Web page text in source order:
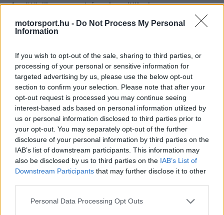
motorsport.hu - Do Not Process My Personal
Information
If you wish to opt-out of the sale, sharing to third parties, or
processing of your personal or sensitive information for
targeted advertising by us, please use the below opt-out
section to confirm your selection. Please note that after your
opt-out request is processed you may continue seeing
interest-based ads based on personal information utilized by
us or personal information disclosed to third parties prior to
your opt-out. You may separately opt-out of the further
disclosure of your personal information by third parties on the
IAB’s list of downstream participants. This information may
also be disclosed by us to third parties on the IAB’s List of
Downstream Participants that may further disclose it to other
Please note that this website/app uses one or more Google
Personal Data Processing Opt Outs
„Az ötödik szezont úgy kezdtük, hogy egy
kórházi ágyon feküdtem, most pedig úgy zárjuk,
szakaszai nem a tervek szerint alakultak, emiatt
egy darabig még itt maradok” – fogalmazott a
befejező képsorokon a hatvanhat éves televíziós.
Video
Player
is
loading.
This
is
a
The media could not be loaded, either because
the server or network failed or because the format
is not supported.